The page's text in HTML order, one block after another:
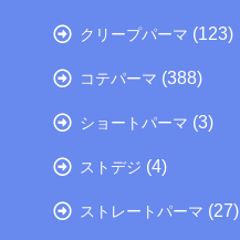
クリープパーマ (123)
コテパーマ (388)
ショートパーマ (3)
ストデジ (4)
ストレートパーマ (27)